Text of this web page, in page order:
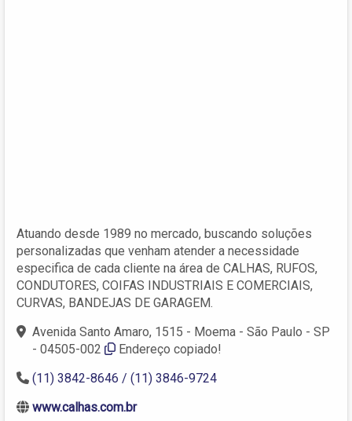
Atuando desde 1989 no mercado, buscando soluções
personalizadas que venham atender a necessidade
especifica de cada cliente na área de CALHAS, RUFOS,
CONDUTORES, COIFAS INDUSTRIAIS E COMERCIAIS,
CURVAS, BANDEJAS DE GARAGEM.
Avenida Santo Amaro, 1515 - Moema - São Paulo - SP
- 04505-002
Endereço copiado!
(11) 3842-8646 / (11) 3846-9724
www.calhas.com.br